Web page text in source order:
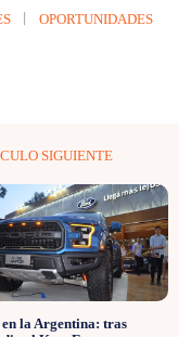
OPORTUNIDADES
SIGUIENTE
la Argentina: tras